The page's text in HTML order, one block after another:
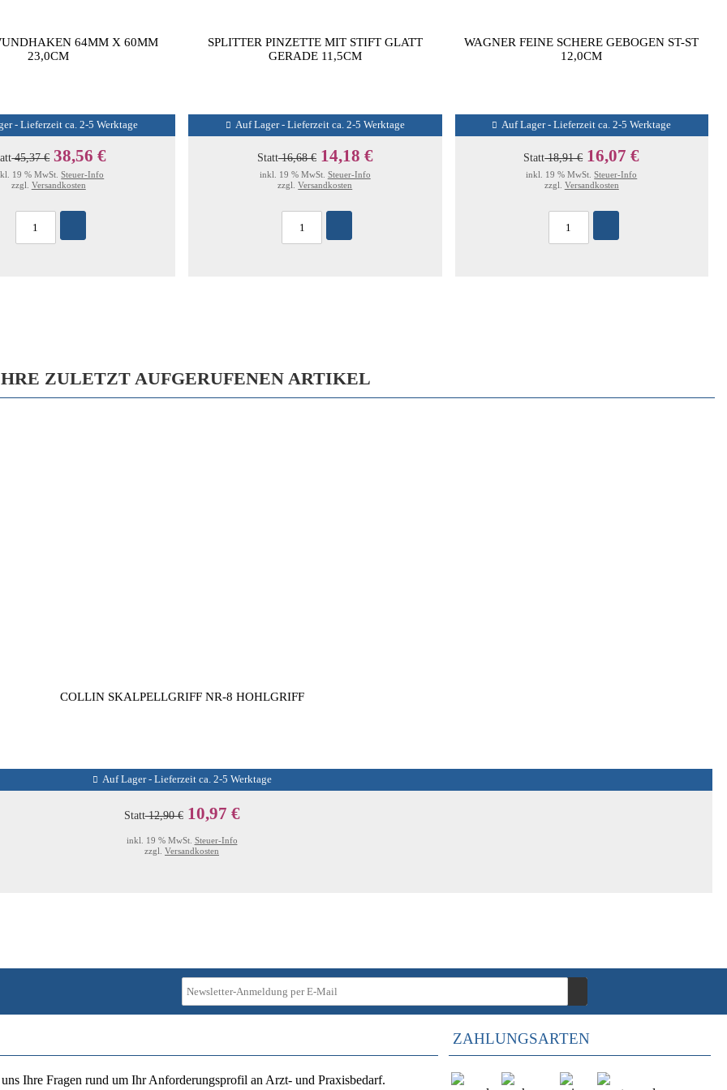
64MM X 60MM
23,0CM
- Lieferzeit ca. 2-5 Werktage
45,37 € 38,56 €
19 % MwSt.Steuer-Info
zzgl. Versandkosten
SPLITTER PINZETTE MIT STIFT GLATT
GERADE 11,5CM
Auf Lager - Lieferzeit ca. 2-5 Werktage
Statt16,68 € 14,18 €
inkl. 19 % MwSt. Steuer-Info
zzgl.Versandkosten
WAGNER FEINE SCHERE GEBOGEN ST-ST
12,0CM
Auf Lager - Lieferzeit ca. 2-5 Werktage
Statt18,91 € 16,07 €
inkl. 19 % MwSt.Steuer-Info
zzgl. Versandkosten
ZULETZT AUFGERUFENEN ARTIKEL
COLLIN SKALPELLGRIFF NR-8 HOHLGRIFF
Auf Lager - Lieferzeit ca. 2-5 Werktage
Statt12,90 € 10,97 €
inkl. 19 % MwSt. Steuer-Info
zzgl. Versandkosten
Ihre Fragen rund um Ihr Anforderungsprofil an Arzt- und Praxisbedarf.
ZAHLUNGSARTEN